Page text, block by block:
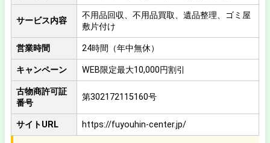
サービス内容
不用品回収、不用品買取、遺品整理、ゴミ屋
敷片付け
営業時間 24時間（年中無休）
キャンペーン WEB限定最大10,000円割引
古物商許可証
番号
第302172115160号
サイトURL https://fuyouhin-center.jp/